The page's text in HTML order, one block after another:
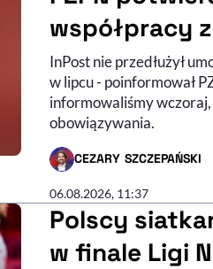
współpracy
InPost nie przedłużył
w lipcu - poinformował
informowaliśmy
obowiązywania.
CEZARY SZCZEPAŃSKI
- AUTOR ARTYKUŁU - PROFIL
06.08.2026, 11:37
Polscy
w finale Ligi